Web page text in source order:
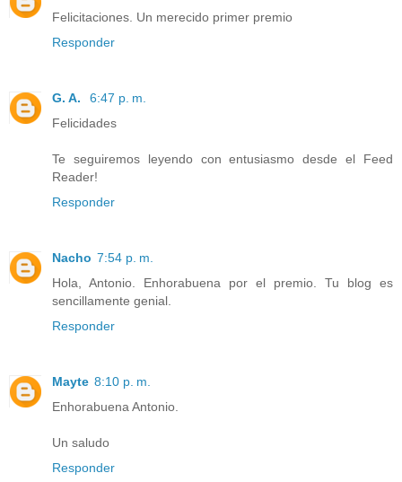
Felicitaciones. Un merecido primer premio
Responder
G. A.
6:47 p. m.
Felicidades
Te seguiremos leyendo con entusiasmo desde el Feed
Reader!
Responder
Nacho 7:54 p. m.
Hola, Antonio. Enhorabuena por el premio. Tu blog es
sencillamente genial.
Responder
Mayte 8:10 p. m.
Enhorabuena Antonio.
Un saludo
Responder